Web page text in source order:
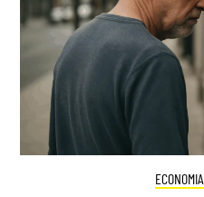
ECONOMIA